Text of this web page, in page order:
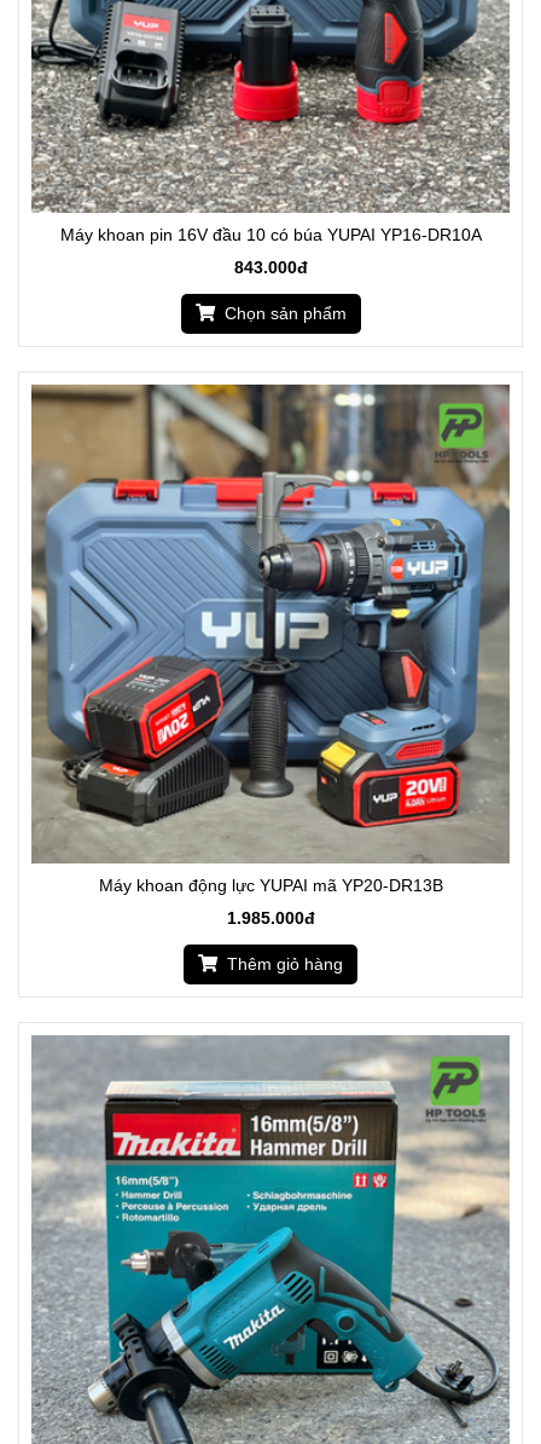
Máy khoan pin 16V đầu 10 có búa YUPAI YP16-DR10A
843.000đ
Chọn sản phẩm
Máy khoan động lực YUPAI mã YP20-DR13B
1.985.000đ
Thêm giỏ hàng